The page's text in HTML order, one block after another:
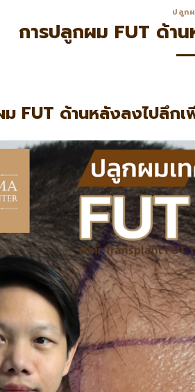
ปลูก
การปลูกผม FUT ด้า
FUT ด้านหลังลงไปลึกเ